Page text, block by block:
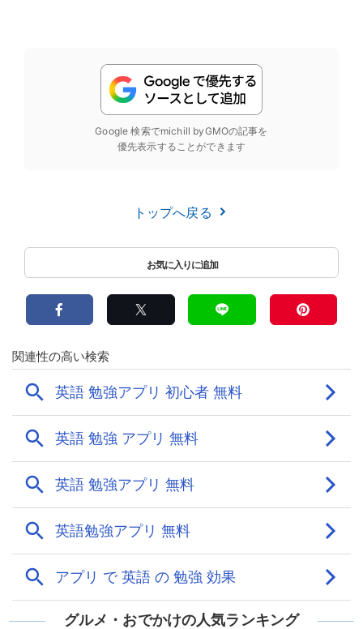
Google 検索でmichill byGMOの記事を
優先表示することができます
トップへ戻る
グルメ・おでかけの人気ランキング